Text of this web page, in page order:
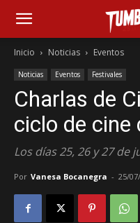
Inicio Noticias Eventos
Noticias Eventos Festivales
Charlas de
ciclo de cine
Los días 25, 26 y 27 de
Por Vanesa Bocanegra - 25/